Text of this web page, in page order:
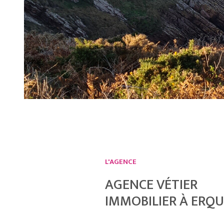
CHE
L'AGENCE
AGENCE VÉTIER
IMMOBILIER À